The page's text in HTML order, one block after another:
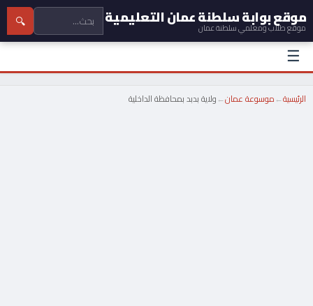
موقع بوابة سلطنة عمان التعليمية
موقع طلاب ومعلمي سلطنة عمان 🔍
☰
الرئيسية←موسوعة عمان←ولاية بدبد بمحافظة الداخلية